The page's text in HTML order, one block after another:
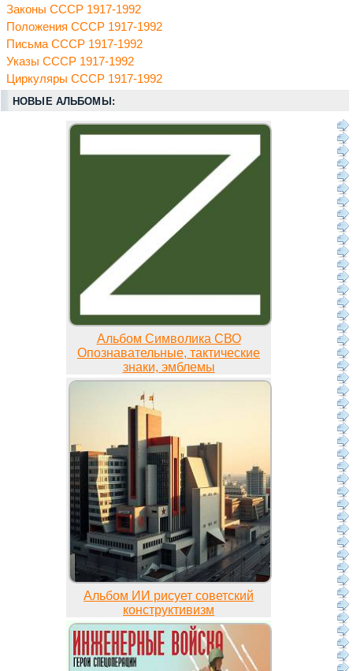
Законы СССР 1917-1992
Положения СССР 1917-1992
Письма СССР 1917-1992
Указы СССР 1917-1992
Циркуляры СССР 1917-1992
НОВЫЕ АЛЬБОМЫ:
Альбом Символика СВО
Опознавательные, тактические
знаки, эмблемы
Альбом ИИ рисует советский
конструктивизм